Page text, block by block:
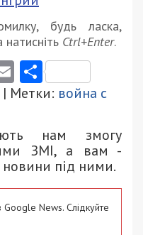
будь ласка,
натисніть Ctrl+Enter.
Email
| Метки: война с
нам змогу
ЗМІ, а вам -
новини під ними.
News. Слідкуйте